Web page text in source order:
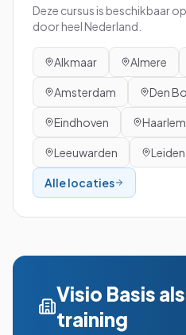
Deze cursus is beschikbaar
door heel Nederland.
Alkmaar Almere
Amsterdam Den
Eindhoven Haarlem
Leeuwarden Leiden
Alle locaties
Visio Basis
training